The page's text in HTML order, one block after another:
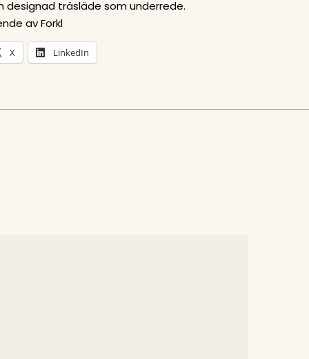
designad träsläde som underrede.
av Forkl
X LinkedIn